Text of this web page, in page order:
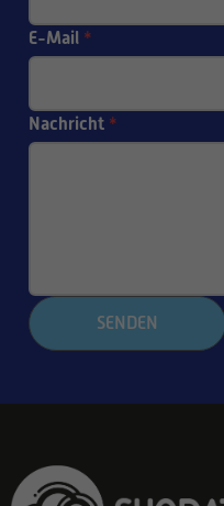
E-Mail *
Nachricht *
SENDEN